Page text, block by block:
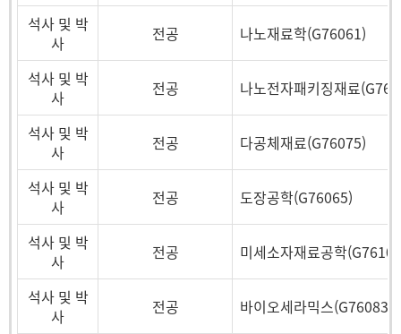
석사 및 박
사
전공 나노재료학(G76061)
석사 및 박
사
전공 나노전자패키징재료
석사 및 박
사
전공 다공체재료(G76075)
석사 및 박
사
전공 도장공학(G76065)
석사 및 박
사
전공 미세소자재료공학
석사 및 박
사
전공 바이오세라믹스(G76083)